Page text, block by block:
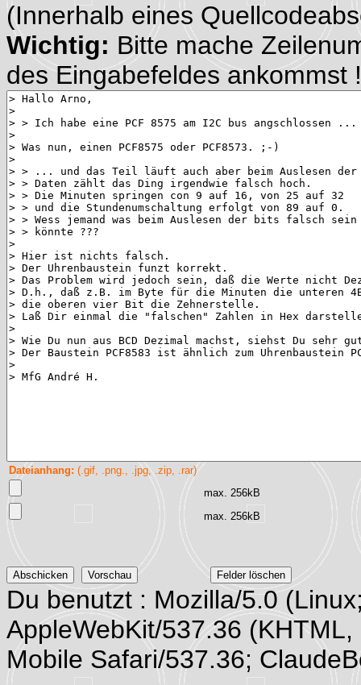
(Innerhalb eines
Wichtig: Bitte mache
des Eingabefeldes
Dateianhang: (.gif, .png., .jpg, .zip, .rar)
max. 256kB
max. 256kB
Du benutzt : Mozilla/5.0
AppleWebKit/537.36
Mobile Safari/537.36;